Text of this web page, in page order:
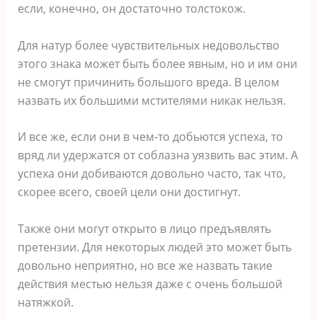
если, конечно, он достаточно толстокож.
Для натур более чувствительных недовольство
этого знака может быть более явным, но и им они
не смогут причинить большого вреда. В целом
назвать их большими мстителями никак нельзя.
И все же, если они в чем-то добьются успеха, то
вряд ли удержатся от соблазна уязвить вас этим. А
успеха они добиваются довольно часто, так что,
скорее всего, своей цели они достигнут.
Также они могут открыто в лицо предъявлять
претензии. Для некоторых людей это может быть
довольно неприятно, но все же назвать такие
действия местью нельзя даже с очень большой
натяжкой.